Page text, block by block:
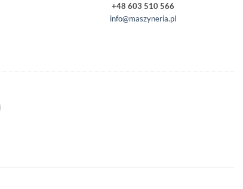
+48 603 510 566
info@maszyneria.pl